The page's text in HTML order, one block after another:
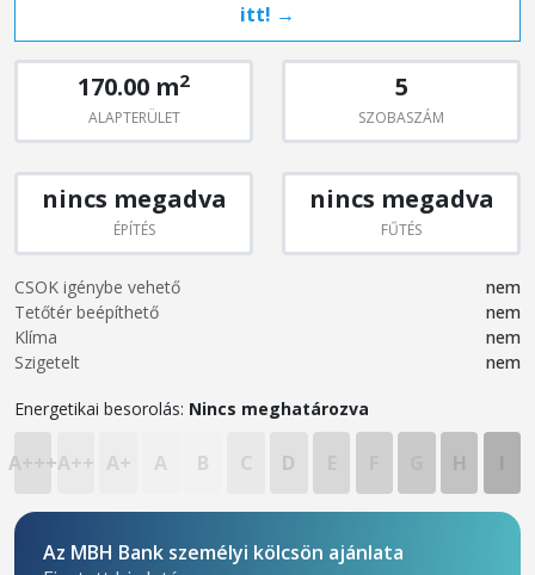
itt! →
170.00 m2
ALAPTERÜLET
5
SZOBASZÁM
nincs megadva
ÉPÍTÉS
nincs megadva
FŰTÉS
CSOK igénybe vehető
nem
Tetőtér beépíthető
nem
Klíma
nem
Szigetelt
nem
Energetikai besorolás: Nincs meghatározva
A+++A++ A+ A B C D
Az MBH Bank személyi kölcsön ajánlata